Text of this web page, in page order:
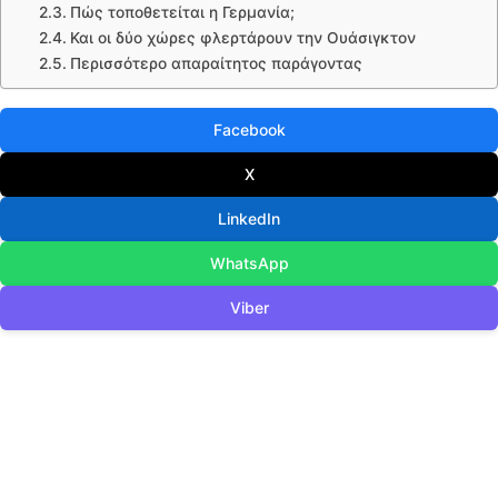
Πώς τοποθετείται η Γερμανία;
Και οι δύο χώρες φλερτάρουν την Ουάσιγκτον
Περισσότερο απαραίτητος παράγοντας
Facebook
X
LinkedIn
WhatsApp
Viber